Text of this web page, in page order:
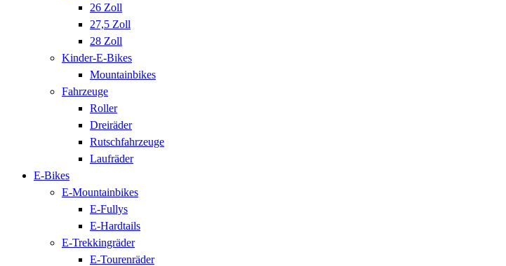
26 Zoll
27,5 Zoll
28 Zoll
Kinder-E-Bikes
Mountainbikes
Fahrzeuge
Roller
Dreiräder
Rutschfahrzeuge
Laufräder
E-Bikes
E-Mountainbikes
E-Fullys
E-Hardtails
E-Trekkingräder
E-Tourenräder